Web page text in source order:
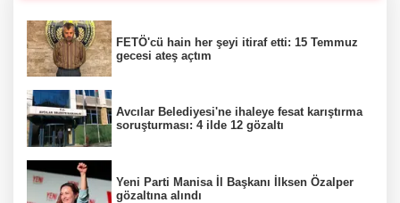
FETÖ'cü hain her şeyi itiraf etti: 15 Temmuz
gecesi ateş açtım
Avcılar Belediyesi'ne ihaleye fesat karıştırma
soruşturması: 4 ilde 12 gözaltı
Yeni Parti Manisa İl Başkanı İlksen Özalper
gözaltına alındı